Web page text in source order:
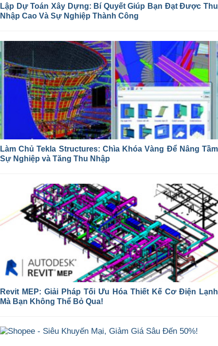
Lập Dự Toán Xây Dựng: Bí Quyết Giúp Bạn Đạt Được Thu
Nhập Cao Và Sự Nghiệp Thành Công
Làm Chủ Tekla Structures: Chìa Khóa Vàng Để Nâng Tầm
Sự Nghiệp và Tăng Thu Nhập
Revit MEP: Giải Pháp Tối Ưu Hóa Thiết Kế Cơ Điện Lạnh
Mà Bạn Không Thể Bỏ Qua!